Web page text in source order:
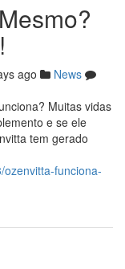
ago
News
Muitas vidas
e se ele
tem gerado
funciona-